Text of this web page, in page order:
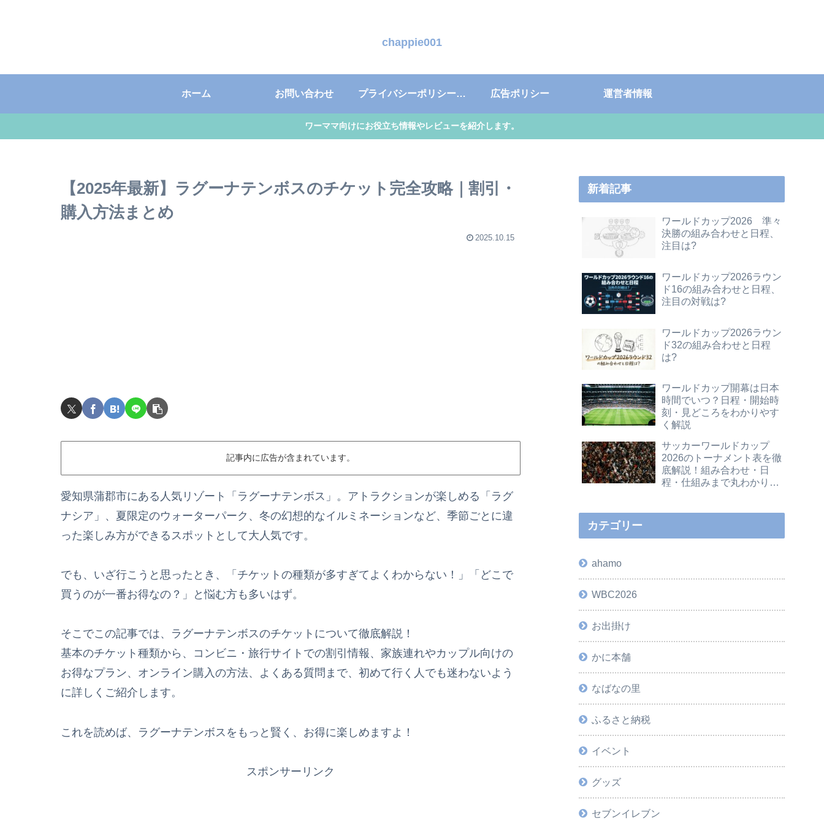
chappie001
ホーム お問い合わせ プライバシーポリシー・免責事項 広告ポリシー 運営者情報
ワーママ向けにお役立ち情報やレビューを紹介します。
【2025年最新】ラグーナテンボスのチケット完全攻略｜割引・
購入方法まとめ
2025.10.15
記事内に広告が含まれています。
愛知県蒲郡市にある人気リゾート「ラグーナテンボス」。アトラクションが楽しめる「ラグ
ナシア」、夏限定のウォーターパーク、冬の幻想的なイルミネーションなど、季節ごとに違
った楽しみ方ができるスポットとして大人気です。
でも、いざ行こうと思ったとき、「チケットの種類が多すぎてよくわからない！」「どこで
買うのが一番お得なの？」と悩む方も多いはず。
そこでこの記事では、ラグーナテンボスのチケットについて徹底解説！
基本のチケット種類から、コンビニ・旅行サイトでの割引情報、家族連れやカップル向けの
お得なプラン、オンライン購入の方法、よくある質問まで、初めて行く人でも迷わないよう
に詳しくご紹介します。
これを読めば、ラグーナテンボスをもっと賢く、お得に楽しめますよ！
スポンサーリンク
新着記事
ワールドカップ2026 準々
決勝の組み合わせと日程、
注目は?
ワールドカップ2026ラウン
ド16の組み合わせと日程、
注目の対戦は?
ワールドカップ2026ラウン
ド32の組み合わせと日程
は?
ワールドカップ開幕は日本
時間でいつ？日程・開始時
刻・見どころをわかりやす
く解説
サッカーワールドカップ
2026のトーナメント表を徹
底解説！組み合わせ・日
程・仕組みまで丸わかりガ
カテゴリー
ahamo
WBC2026
お出掛け
かに本舗
なばなの里
ふるさと納税
イベント
グッズ
セブンイレブン